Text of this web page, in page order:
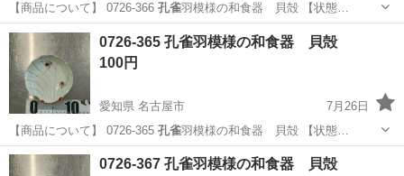
【商品について】 0726-366 孔雀 羽模様の和食器 貝殻 【状態…
愛知 名古屋市 孔雀
0726-365 孔雀羽模様の和食器 貝殻
100円
愛知県 名古屋市
7月26日
【商品について】 0726-365 孔雀 羽模様の和食器 貝殻 【状態…
愛知 名古屋市 食器 孔雀
0726-367 孔雀羽模様の和食器 貝殻